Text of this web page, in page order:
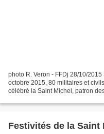
photo R. Veron - FFDj 28/10/
octobre 2015, 80 militaires et
célébré la Saint Michel, patron
Festivités de la Saint